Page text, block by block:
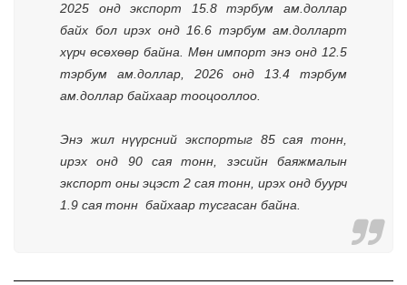
2025 онд экспорт 15.8 тэрбум ам.доллар
байх бол ирэх онд 16.6 тэрбум ам.долларт
хүрч өсөхөөр байна. Мөн импорт энэ онд 12.5
тэрбум ам.доллар, 2026 онд 13.4 тэрбум
ам.доллар байхаар тооцооллоо.
Энэ жил нүүрсний экспортыг 85 сая тонн,
ирэх онд 90 сая тонн, зэсийн баяжмалын
экспорт оны эцэст 2 сая тонн, ирэх онд буурч
1.9 сая тонн  байхаар тусгасан байна.